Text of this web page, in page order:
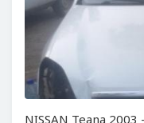
NISSAN Teana